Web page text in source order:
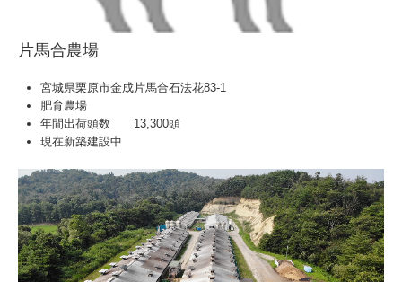
片馬合農場
宮城県栗原市金成片馬合石法花83-1
肥育農場
年間出荷頭数 13,300頭
現在新築建設中